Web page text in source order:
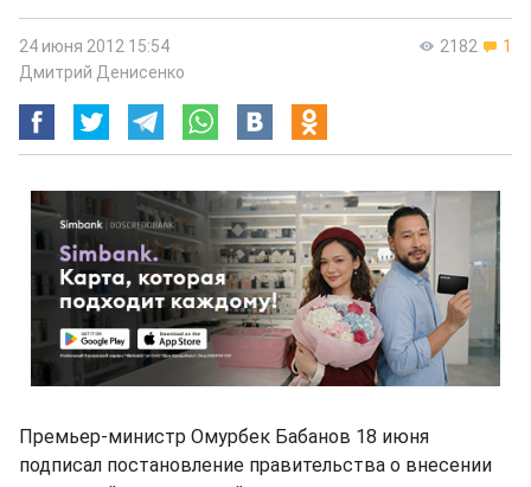
2182 1
24 июня 2012 15:54
Дмитрий Денисенко
Премьер-министр Омурбек Бабанов 18 июня
подписал постановление правительства о внесении